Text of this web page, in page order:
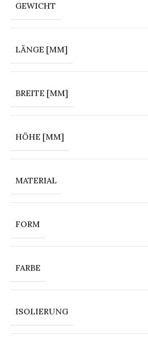
GEWICHT
LÄNGE [MM]
BREITE [MM]
HÖHE [MM]
MATERIAL
FORM
FARBE
ISOLIERUNG